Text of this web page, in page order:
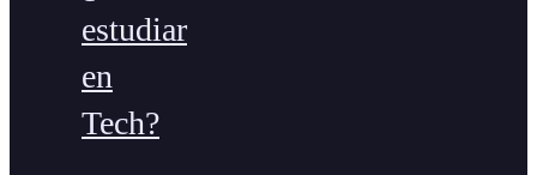
estudiar
en
Tech?